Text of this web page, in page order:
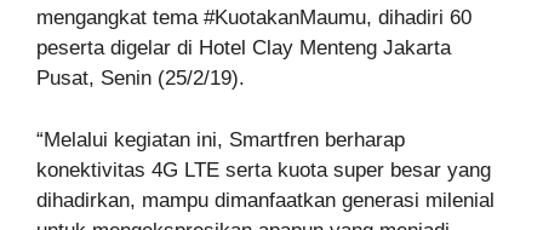
mengangkat tema #KuotakanMaumu, dihadiri 60
peserta digelar di Hotel Clay Menteng Jakarta
Pusat, Senin (25/2/19).
“Melalui kegiatan ini, Smartfren berharap
konektivitas 4G LTE serta kuota super besar yang
dihadirkan, mampu dimanfaatkan generasi milenial